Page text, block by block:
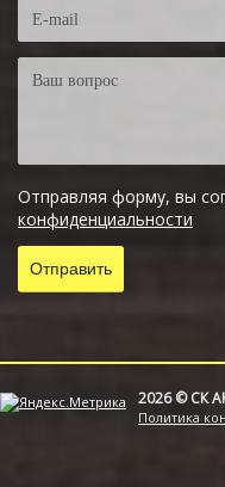
Отправляя форму, вы
конфиденциальности
2026 © СК
Политика